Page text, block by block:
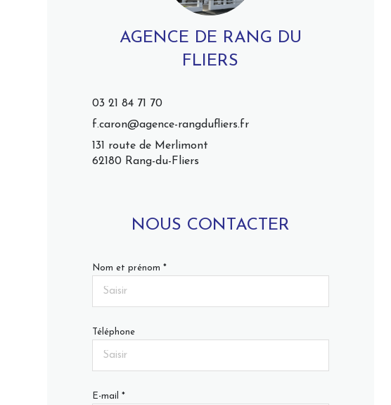
AGENCE DE RANG DU
FLIERS
03 21 84 71 70
f.caron@agence-rangdufliers.fr
131 route de Merlimont
62180 Rang-du-Fliers
NOUS CONTACTER
Nom et prénom *
Téléphone
E-mail *